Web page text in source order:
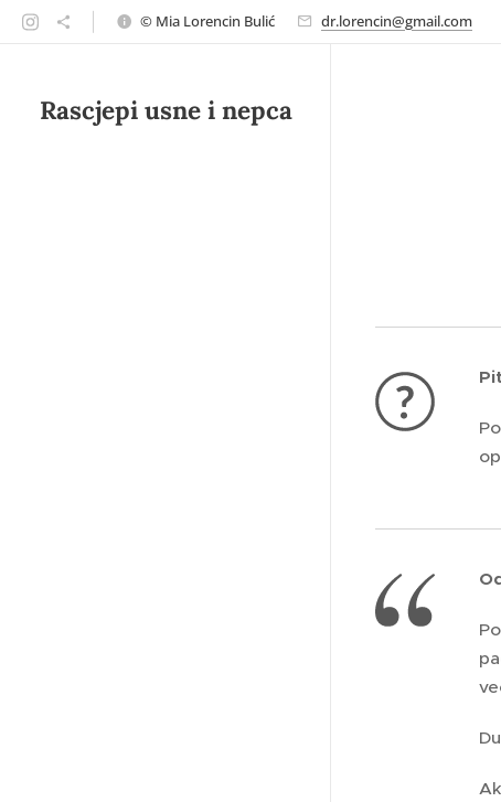
© Mia Lorencin Bulić dr.lorencin@gmail.com
Rascjepi usne i nepca